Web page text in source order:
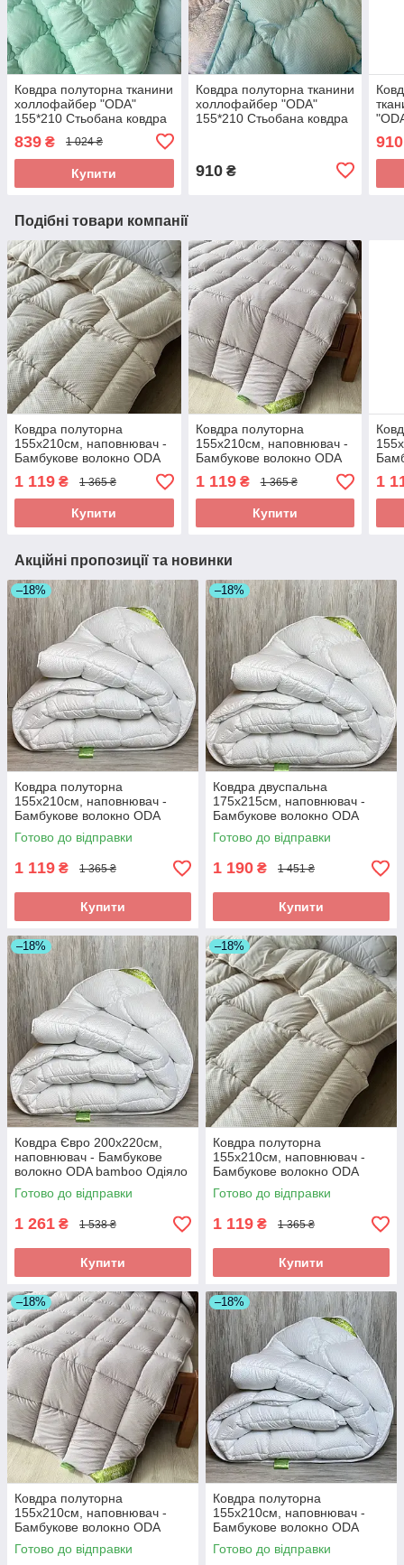
Ковдра полуторна тканини
холлофайбер "ODA"
155*210 Стьобана ковдра
839 ₴ 1 024 ₴
Купити
Ковдра полуторна тканини
холлофайбер "ODA"
155*210 Стьобана ковдра
910₴
910
Подібні товари компанії
Ковдра полуторна
155х210см, наповнювач -
Бамбукове волокно ODA
bamboo Одіяло
полуторний розмір
1 119 ₴ 1 365 ₴
Купити
Ковдра полуторна
155х210см, наповнювач -
Бамбукове волокно ODA
bamboo Одіяло
полуторний розмір
1 119₴ 1 365 ₴
Купити
1
Акційні пропозиції та новинки
–18%
Ковдра полуторна
155х210см, наповнювач -
Бамбукове волокно ODA
bamboo Одіяло полуторний
розмір
Готово до відправки
1 119 ₴ 1 365 ₴
Купити
–18%
Ковдра двуспальна
175х215см, наповнювач -
Бамбукове волокно ODA
bamboo Одіяло двоспальний
розмір
Готово до відправки
1 190 ₴ 1 451 ₴
Купити
–18%
Ковдра Євро 200х220см,
наповнювач - Бамбукове
волокно ODA bamboo Одіяло
Євро розмір
Готово до відправки
1 261 ₴ 1 538 ₴
Купити
–18%
Ковдра полуторна
155х210см, наповнювач -
Бамбукове волокно ODA
bamboo Одіяло полуторний
розмір
Готово до відправки
1 119 ₴ 1 365 ₴
Купити
–18%
Ковдра полуторна
155х210см, наповнювач -
Бамбукове волокно ODA
bamboo Одіяло полуторний
розмір
Готово до відправки
–18%
Ковдра полуторна
155х210см, наповнювач -
Бамбукове волокно ODA
bamboo Одіяло півторашний
розмір
Готово до відправки